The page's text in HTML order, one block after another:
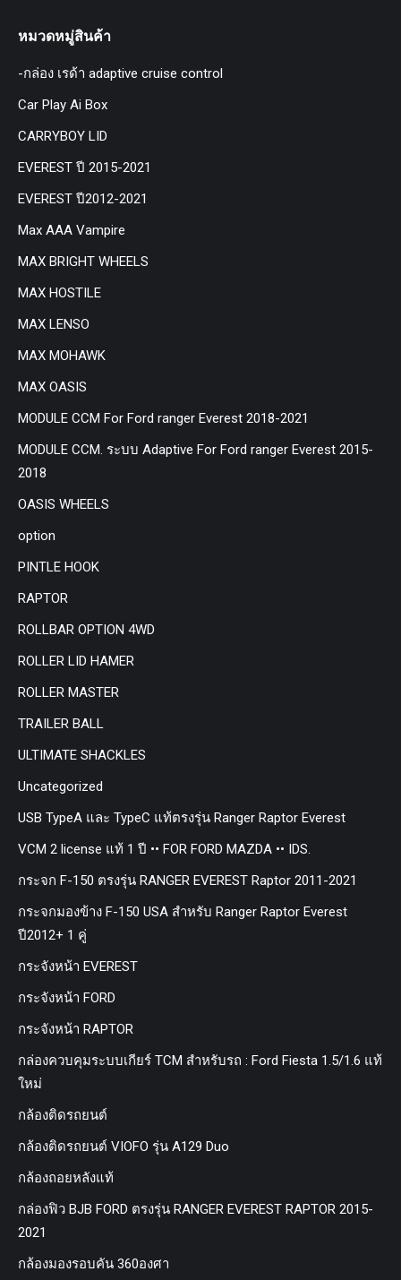
หมวดหมู่สินค้า
-กล่อง เรด้า adaptive cruise control
Car Play Ai Box
CARRYBOY LID
EVEREST ปี 2015-2021
EVEREST ปี2012-2021
Max AAA Vampire
MAX BRIGHT WHEELS
MAX HOSTILE
MAX LENSO
MAX MOHAWK
MAX OASIS
MODULE CCM For Ford ranger Everest 2018-2021
MODULE CCM. ระบบ Adaptive For Ford ranger Everest 2015-
2018
OASIS WHEELS
option
PINTLE HOOK
RAPTOR
ROLLBAR OPTION 4WD
ROLLER LID HAMER
ROLLER MASTER
TRAILER BALL
ULTIMATE SHACKLES
Uncategorized
USB TypeA และ TypeC แท้ตรงรุ่น Ranger Raptor Everest
VCM 2 license แท้ 1 ปี •• FOR FORD MAZDA •• IDS.
กระจก F-150 ตรงรุ่น RANGER EVEREST Raptor 2011-2021
กระจกมองข้าง F-150 USA สำหรับ Ranger Raptor Everest
ปี2012+ 1 คู่
กระจังหน้า EVEREST
กระจังหน้า FORD
กระจังหน้า RAPTOR
กล่องควบคุมระบบเกียร์ TCM สำหรับรถ : Ford Fiesta 1.5/1.6 แท้
ใหม่
กล้องติดรถยนต์
กล้องติดรถยนต์ VIOFO รุ่น A129 Duo
กล้องถอยหลังแท้
กล่องฟิว BJB FORD ตรงรุ่น RANGER EVEREST RAPTOR 2015-
2021
กล้องมองรอบคัน 360องศา